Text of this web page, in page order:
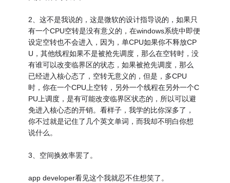
2、这不是我说的，这是微软的设计指导说的，如果只
有一个CPU空转是没有意义的，在windows系统中即便
设定空转也不会进入，因为，单CPU如果你不释放CP
U，其他线程如果不是被抢先调度，那么在空转时，没
有谁可以改变临界区的状态，如果被抢先调度，那么
已经进入核心态了，空转无意义的，但是，多CPU
时，你在一个CPU上空转，另外一个线程在另外一个C
PU上调度，是有可能改变临界区状态的，所以可以避
免进入核心态的开销。看样子，我学的比你深多了，
你不过就是记住了几个英文单词，而我却不明白你想
说什么。
3、空间换效率罢了。
app developer看见这个我就忍不住想笑了。